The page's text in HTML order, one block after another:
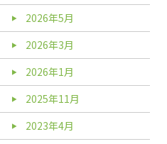
2026年5月
2026年3月
2026年1月
2025年11月
2023年4月